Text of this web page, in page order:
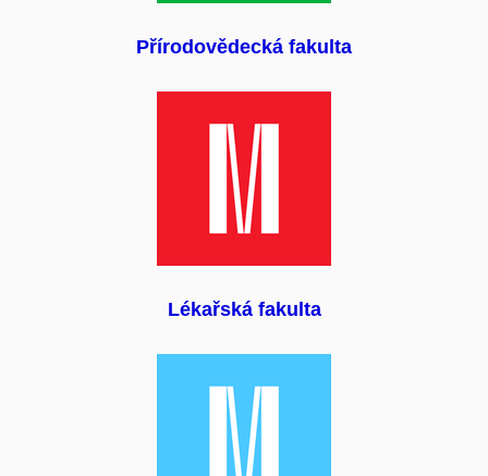
Přírodovědecká fakulta
Lékařská fakulta